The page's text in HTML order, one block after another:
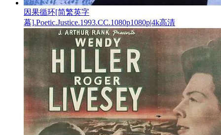
因果循环[简繁英字
幕].Poetic.Justice.1993.CC.1080p1080p|4k高清